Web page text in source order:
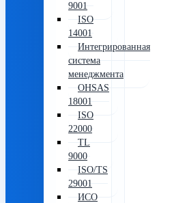
9001
ISO
14001
Интегрированная
система
менеджмента
OHSAS
18001
ISO
22000
TL
9000
ISO/TS
29001
ИСО